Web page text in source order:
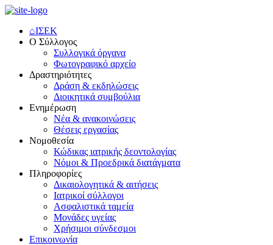
⌂ΙΣΕΚ
Ο Σύλλογος
Συλλογικά όργανα
Φωτογραφικό αρχείο
Δραστηριότητες
Δράση & εκδηλώσεις
Διοικητικά συμβούλια
Ενημέρωση
Νέα & ανακοινώσεις
Θέσεις εργασίας
Νομοθεσία
Κώδικας ιατρικής δεοντολογίας
Νόμοι & Προεδρικά διατάγματα
Πληροφορίες
Δικαιολογητικά & αιτήσεις
Ιατρικοί σύλλογοι
Ασφαλιστικά ταμεία
Μονάδες υγείας
Χρήσιμοι σύνδεσμοι
Επικοινωνία